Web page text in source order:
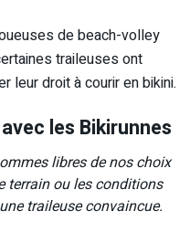
de beach-volley
traileuses ont
leur droit à courir en bikini.
les Bikirunnes
libres de nos choix
terrain ou les conditions
traileuse convaincue.